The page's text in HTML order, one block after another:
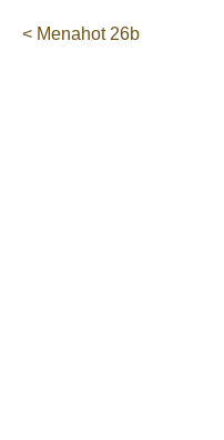
< Menahot 26b